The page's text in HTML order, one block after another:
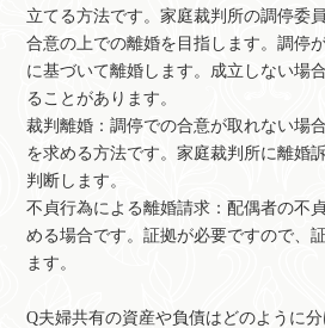
立てる方法です。家庭裁判所の調停委
合意の上での離婚を目指します。調停
に基づいて離婚します。成立しない場
ることがあります。
裁判離婚：調停での合意が取れない場
を求める方法です。家庭裁判所に離婚
判断します。
不貞行為による離婚請求：配偶者の不
める場合です。証拠が必要ですので、
ます。
Q夫婦共有の資産や負債はどのように